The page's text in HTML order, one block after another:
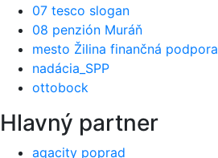
07 tesco slogan
08 penzión Muráň
mesto Žilina finančná podpora
nadácia_SPP
ottobock
Hlavný partner
aqacity poprad